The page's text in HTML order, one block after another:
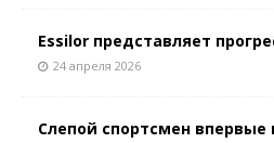
Essilor представляет
24 апреля 2026
Слепой спортсмен